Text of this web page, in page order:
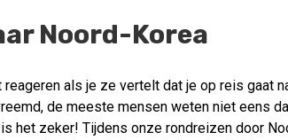
Noord-Korea
als je ze vertelt dat je op reis gaat
de meeste mensen weten niet eens
het zeker! Tijdens onze rondreizen door